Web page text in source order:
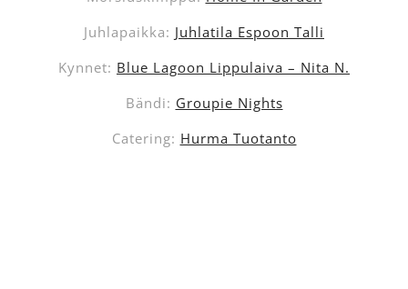
Juhlapaikka: Juhlatila Espoon Talli
Kynnet: Blue Lagoon Lippulaiva – Nita N.
Bändi: Groupie Nights
Catering: Hurma Tuotanto